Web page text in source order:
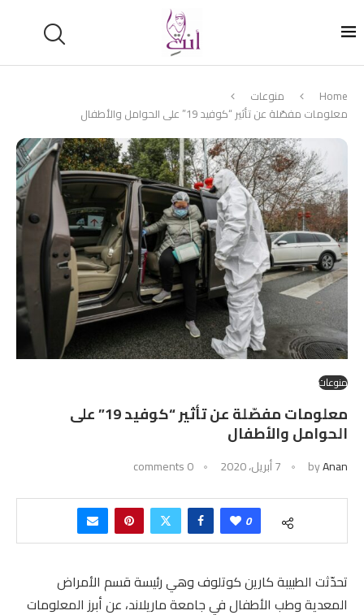
Home
منوعات
معلومات مفصّلة عن تأثير “كوفيد 19” على الحوامل والأطفال
منوعات
معلومات مفصّلة عن تأثير “كوفيد 19” على
الحوامل والأطفال
byAnan 7 أبريل، 2020 0 comments
0
تحدّثت الطبيبة كارين كوتلوف وهي رئيسة قسم الأمراض
المعدية وطب الأطفال في جامعة ماريلاند، عن أبرز المعلومات